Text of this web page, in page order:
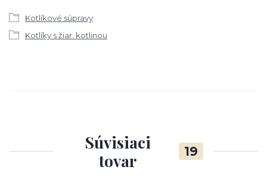
Kotlíkové súpravy
Kotlíky s žiar. kotlinou
Súvisiaci
tovar
19